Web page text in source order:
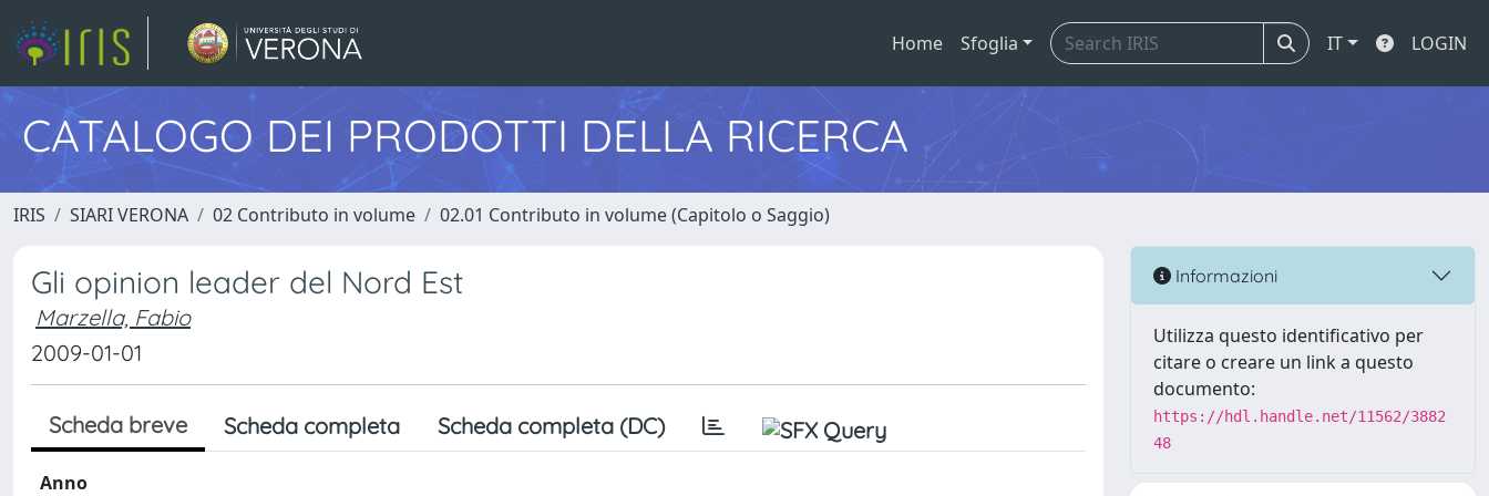
Home Sfoglia IT LOGIN
CATALOGO DEI PRODOTTI DELLA RICERCA
IRIS SIARI VERONA 02 Contributo in volume 02.01 Contributo in volume (Capitolo o Saggio)
Gli opinion leader del Nord Est
Marzella, Fabio
2009-01-01
Scheda breve Scheda completa Scheda completa (DC)
Anno
Informazioni
Utilizza questo identificativo per
citare o creare un link a questo
documento:
https://hdl.handle.net/11562/3882
48